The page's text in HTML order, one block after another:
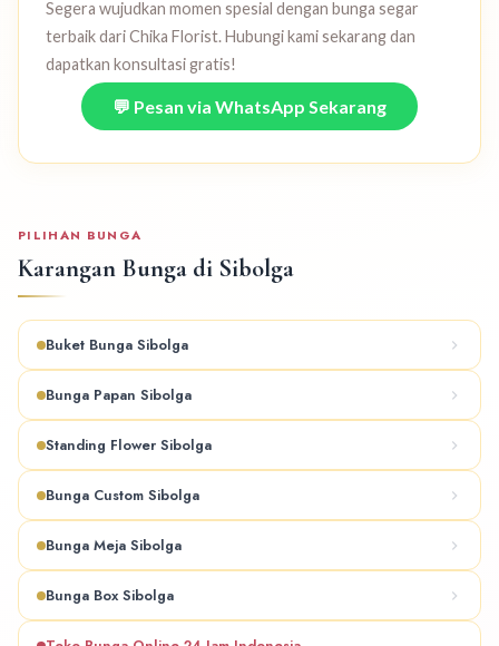
Segera wujudkan momen spesial dengan bunga segar
terbaik dari Chika Florist. Hubungi kami sekarang dan
dapatkan konsultasi gratis!
💬 Pesan via WhatsApp Sekarang
PILIHAN BUNGA
Karangan Bunga di Sibolga
Buket Bunga Sibolga
Bunga Papan Sibolga
Standing Flower Sibolga
Bunga Custom Sibolga
Bunga Meja Sibolga
Bunga Box Sibolga